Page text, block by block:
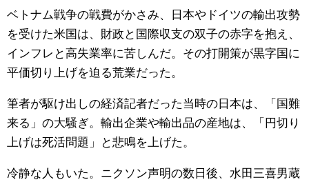
ベトナム戦争の戦費がかさみ、日本やドイツの輸出攻勢
を受けた米国は、財政と国際収支の双子の赤字を抱え、
インフレと高失業率に苦しんだ。その打開策が黒字国に
平価切り上げを迫る荒業だった。
筆者が駆け出しの経済記者だった当時の日本は、「国難
来る」の大騒ぎ。輸出企業や輸出品の産地は、「円切り
上げは死活問題」と悲鳴を上げた。
冷静な人もいた。ニクソン声明の数日後、水田三喜男蔵